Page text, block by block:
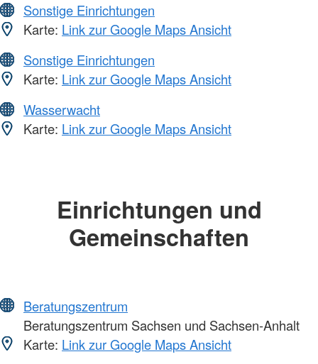
Sonstige Einrichtungen
Karte: Link zur Google Maps Ansicht
Sonstige Einrichtungen
Karte: Link zur Google Maps Ansicht
Wasserwacht
Karte: Link zur Google Maps Ansicht
Einrichtungen und
Gemeinschaften
Beratungszentrum
Beratungszentrum Sachsen und Sachsen-Anhalt
Karte: Link zur Google Maps Ansicht